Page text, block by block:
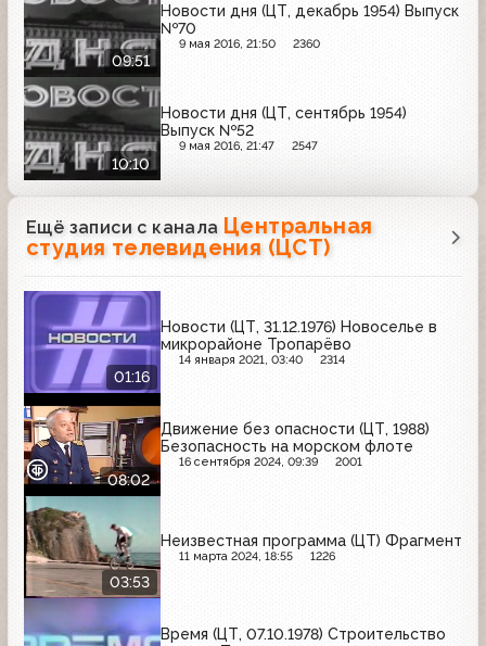
09:51
Новости дня (ЦТ, декабрь 1954) Выпуск
№70
9 мая 2016, 21:50 2360
10:10
Новости дня (ЦТ, сентябрь 1954)
Выпуск №52
9 мая 2016, 21:47 2547
Ещё записи с канала Центральная
студия телевидения (ЦСТ)
01:16
Новости (ЦТ, 31.12.1976) Новоселье в
микрорайоне Тропарёво
14 января 2021, 03:40 2314
08:02
Движение без опасности (ЦТ, 1988)
Безопасность на морском флоте
16 сентября 2024, 09:39 2001
03:53
Неизвестная программа (ЦТ) Фрагмент
11 марта 2024, 18:55 1226
Время (ЦТ, 07.10.1978) Строительство